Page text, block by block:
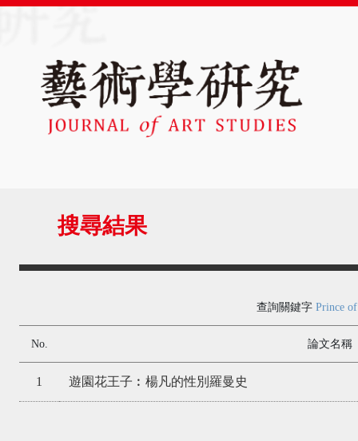
搜尋結果
查詢關鍵字 Prince of
No. 論文名稱
1 遊園花王子︰楊凡的性別羅曼史